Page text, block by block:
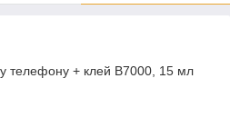
телефону + клей B7000, 15 мл